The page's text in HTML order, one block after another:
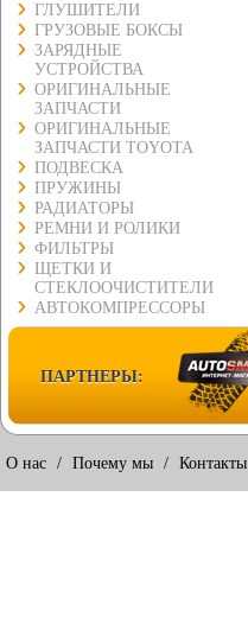
ГЛУШИТЕЛИ
ГРУЗОВЫЕ БОКСЫ
ЗАРЯДНЫЕ
УСТРОЙСТВА
ОРИГИНАЛЬНЫЕ
ЗАПЧАСТИ
ОРИГИНАЛЬНЫЕ
ЗАПЧАСТИ TOYOTA
ПОДВЕСКА
ПРУЖИНЫ
РАДИАТОРЫ
РЕМНИ И РОЛИКИ
ФИЛЬТРЫ
ЩЕТКИ И
СТЕКЛООЧИСТИТЕЛИ
АВТОКОМПРЕССОРЫ
ПАРТНЕРЫ:
О нас / Почему мы / Контакты